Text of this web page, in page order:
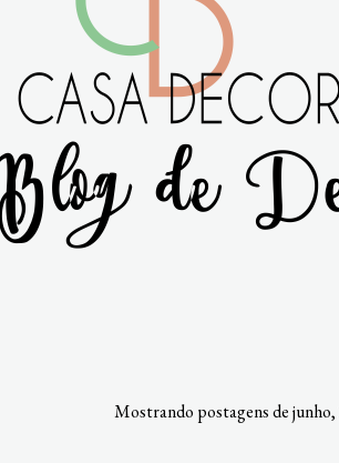
Mostrando postagens de junho,